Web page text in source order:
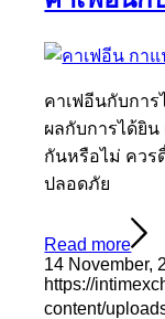
คาเฟอีนกับการ
ผลกับการได้ยิน
กันหรือไม่ ควร
ปลอดภัย
Read more
14 November,
https://
content/